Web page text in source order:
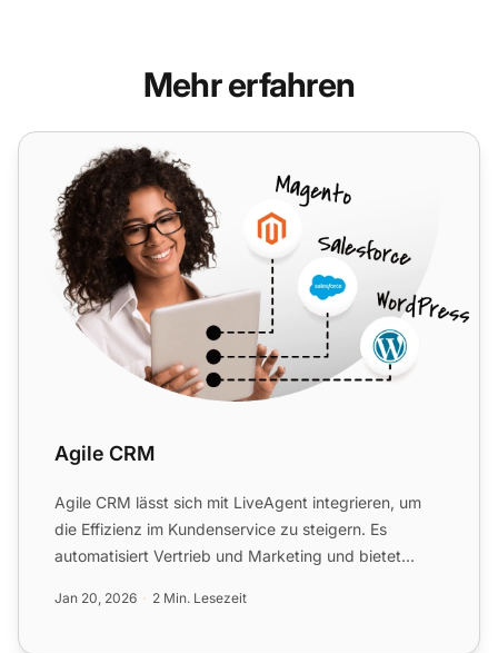
Mehr erfahren
Agile CRM
Agile CRM
Agile CRM lässt sich mit LiveAgent integrieren, um
die Effizienz im Kundenservice zu steigern. Es
automatisiert Vertrieb und Marketing und bietet
Jan 20, 2026 2 Min. Lesezeit